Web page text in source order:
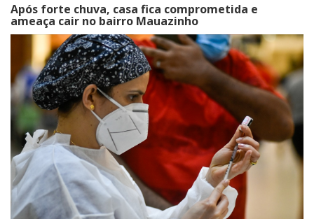
Após forte chuva, casa fica comprometida e
ameaça cair no bairro Mauazinho